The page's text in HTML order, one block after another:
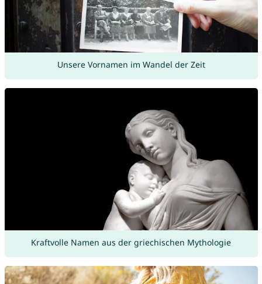
Unsere Vornamen im Wandel der Zeit
Kraftvolle Namen aus der griechischen Mythologie